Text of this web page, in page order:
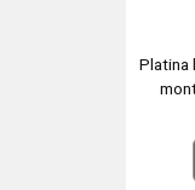
Platina